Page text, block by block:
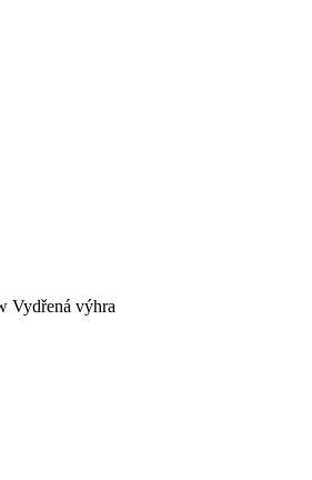
Vydřená výhra